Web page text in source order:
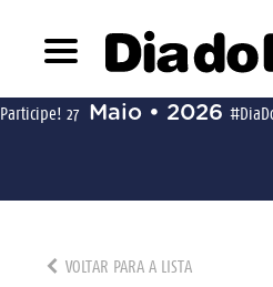
Participe! 27 Maio • 2026
VOLTAR PARA A LISTA